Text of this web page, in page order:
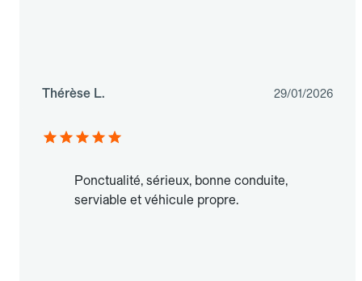
Thérèse L. 29/01/2026
Ponctualité, sérieux, bonne conduite,
serviable et véhicule propre.